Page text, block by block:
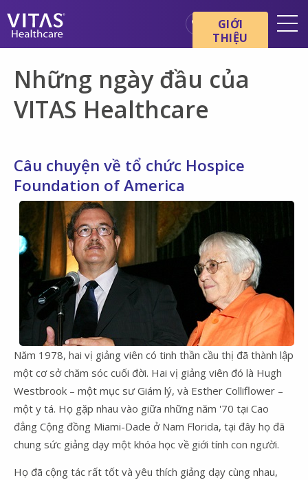
Cơ bản về chăm sóc cuối đời
Dịch vụ
Gia đình và người chăm sóc
GIỚI
THIỆU
Những ngày đầu của
VITAS Healthcare
Câu chuyện về tổ chức Hospice
Foundation of America
Năm 1978, hai vị giảng viên có tinh thần cầu thị đã thành lập
một cơ sở chăm sóc cuối đời. Hai vị giảng viên đó là Hugh
Westbrook – một mục sư Giám lý, và Esther Colliflower –
một y tá. Họ gặp nhau vào giữa những năm '70 tại Cao
đẳng Cộng đồng Miami-Dade ở Nam Florida, tại đây họ đã
chung sức giảng dạy một khóa học về giới tính con người.
Họ đã cộng tác rất tốt và yêu thích giảng dạy cùng nhau,